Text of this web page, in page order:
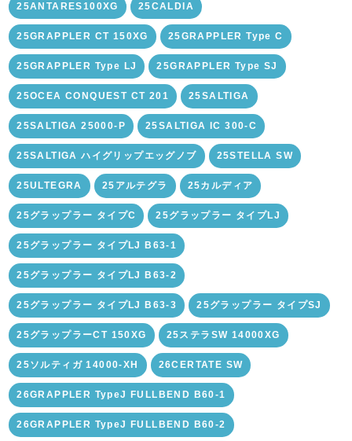
25ANTARES100XG 25CALDIA
25GRAPPLER CT 150XG 25GRAPPLER Type C
25GRAPPLER Type LJ 25GRAPPLER Type SJ
25OCEA CONQUEST CT 201 25SALTIGA
25SALTIGA 25000-P 25SALTIGA IC 300-C
25SALTIGA ハイグリップエッグノブ 25STELLA SW
25ULTEGRA 25アルテグラ 25カルディア
25グラップラー タイプC 25グラップラー タイプLJ
25グラップラー タイプLJ B63-1
25グラップラー タイプLJ B63-2
25グラップラー タイプLJ B63-3 25グラップラー タイプSJ
25グラップラーCT 150XG 25ステラSW 14000XG
25ソルティガ 14000-XH 26CERTATE SW
26GRAPPLER TypeJ FULLBEND B60-1
26GRAPPLER TypeJ FULLBEND B60-2